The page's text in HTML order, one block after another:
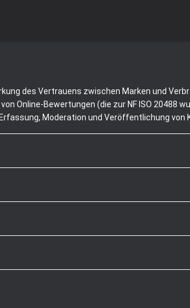
des Vertrauens zwischen Marken und
Online-Bewertungen (die zur NF ISO 20488
Moderation und Veröffentlichung von